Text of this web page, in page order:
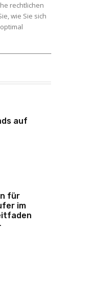
rechtlichen
wie Sie sich
auf
für
im